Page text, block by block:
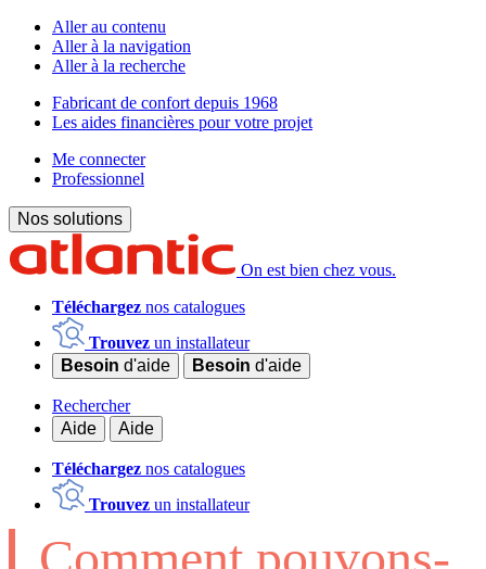
Aller au contenu
Aller à la navigation
Aller à la recherche
Fabricant de confort depuis 1968
Les aides financières pour votre projet
Me connecter
Professionnel
Nos solutions
On est bien chez vous.
Téléchargez nos catalogues
Trouvez un installateur
Besoin d'aide Besoin d'aide
Rechercher
Aide
Aide
Téléchargez nos catalogues
Trouvez un installateur